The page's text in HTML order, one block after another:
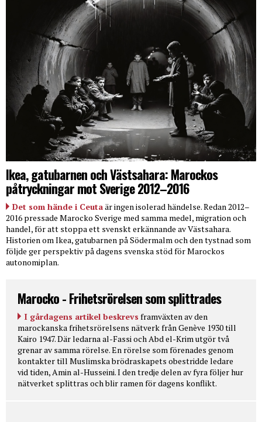
Ikea, gatubarnen och Västsahara: Marockos
påtryckningar mot Sverige 2012–2016
Det som hände i Ceutaär ingen isolerad händelse. Redan 2012–
2016 pressade Marocko Sverige med samma medel, migration och
handel, för att stoppa ett svenskt erkännande av Västsahara.
Historien om Ikea, gatubarnen på Södermalm och den tystnad som
följde ger perspektiv på dagens svenska stöd för Marockos
autonomiplan.
Marocko - Frihetsrörelsen som splittrades
I gårdagens artikel beskrevs framväxten av den
marockanska frihetsrörelsens nätverk från Genève 1930 till
Kairo 1947. Där ledarna al-Fassi och Abd el-Krim utgör två
grenar av samma rörelse. En rörelse som förenades genom
kontakter till Muslimska brödraskapets obestridde ledare
vid tiden, Amin al-Husseini. I den tredje delen av fyra följer hur
nätverket splittras och blir ramen för dagens konflikt.